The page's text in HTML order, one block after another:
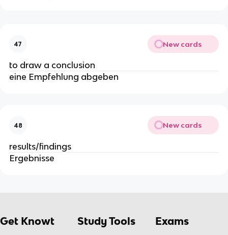
47 New cards
to draw a conclusion
eine Empfehlung abgeben
48 New cards
results/findings
Ergebnisse
Get Knowt Study Tools Exams